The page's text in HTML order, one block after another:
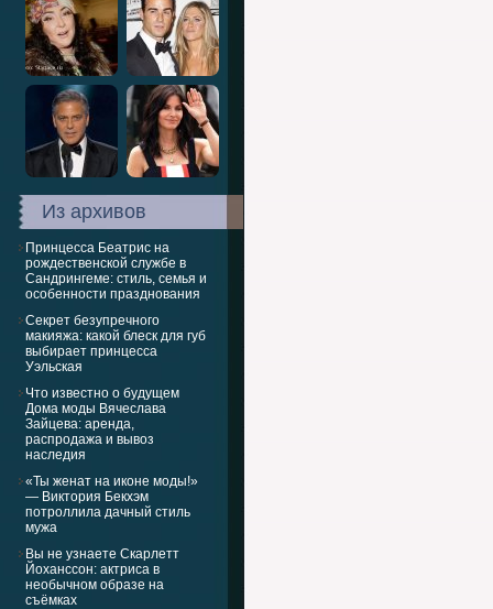
Из архивов
Принцесса Беатрис на
рождественской службе в
Сандрингеме: стиль, семья и
особенности празднования
Секрет безупречного
макияжа: какой блеск для губ
выбирает принцесса
Уэльская
Что известно о будущем
Дома моды Вячеслава
Зайцева: аренда,
распродажа и вывоз
наследия
«Ты женат на иконe моды!»
— Виктория Бекхэм
потроллила дачный стиль
мужа
Вы не узнаете Скарлетт
Йоханссон: актриса в
необычном образе на
съёмках